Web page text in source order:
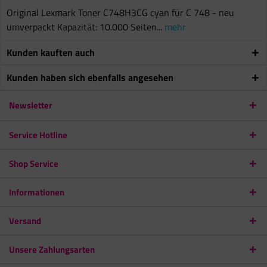
Original Lexmark Toner C748H3CG cyan für C 748 - neu
umverpackt Kapazität: 10.000 Seiten... mehr
Kunden kauften auch
Kunden haben sich ebenfalls angesehen
Newsletter
Service Hotline
Shop Service
Informationen
Versand
Unsere Zahlungsarten